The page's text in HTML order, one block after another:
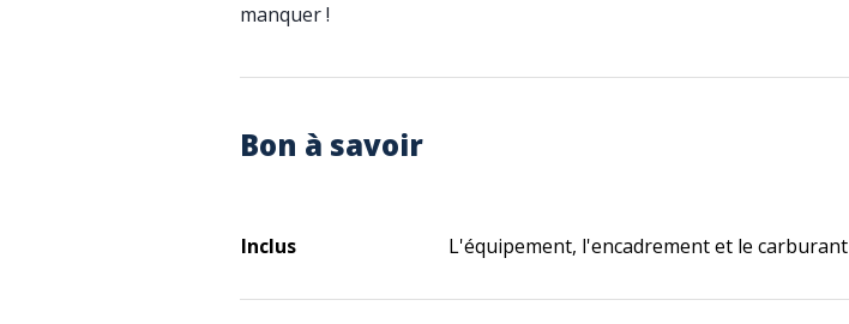
manquer !
Bon à savoir
Inclus L'équipement, l'encadrement et le carburant